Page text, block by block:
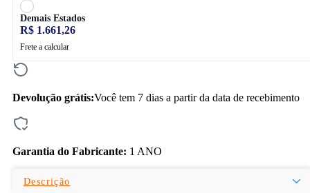
Demais Estados
R$ 1.661,26
Frete a calcular
Devolução grátis:Você tem 7 dias a partir da data de recebimento
Garantia do Fabricante: 1 ANO
Descrição